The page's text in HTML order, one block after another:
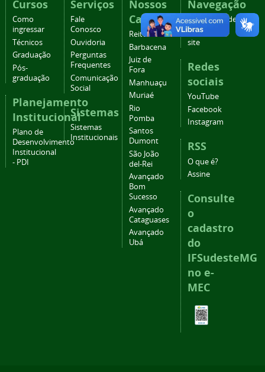
Cursos
Como
ingressar
Técnicos
Graduação
Pós-
graduação
Planejamento
Institucional
Plano de
Desenvolvimento
Institucional
- PDI
Serviços
Fale
Conosco
Ouvidoria
Perguntas
Frequentes
Comunicação
Social
Sistemas
Sistemas
Institucionais
Nossos
Campi
Reitoria
Barbacena
Juiz de
Fora
Manhuaçu
Muriaé
Rio
Pomba
Santos
Dumont
São João
del-Rei
Avançado
Bom
Sucesso
Avançado
Cataguases
Avançado
Ubá
Navegação
Acessibilidade
Mapa do
site
Redes
sociais
YouTube
Facebook
Instagram
RSS
O que é?
Assine
Consulte
o
cadastro
do
IFSudesteMG
no e-
MEC